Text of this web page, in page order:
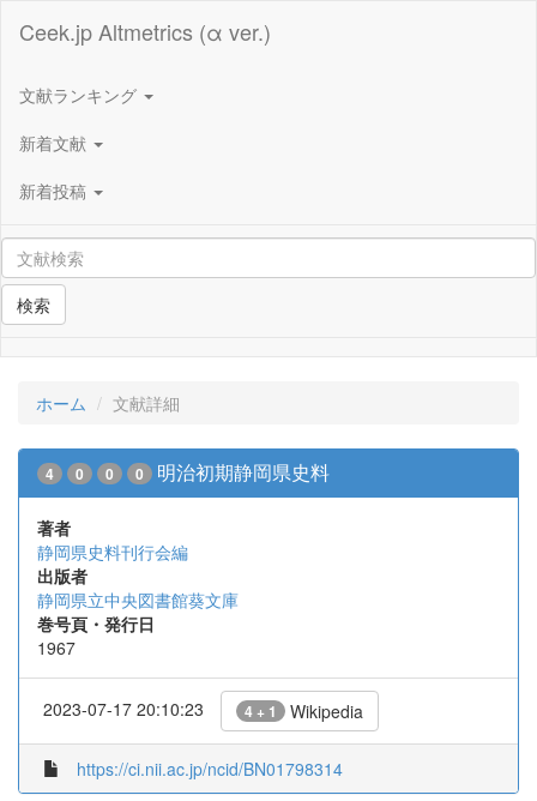
Ceek.jp Altmetrics (α ver.)
文献ランキング
新着文献
新着投稿
検索
ホーム 文献詳細
4 0 0 0 明治初期静岡県史料
著者
静岡県史料刊行会編
出版者
静岡県立中央図書館葵文庫
巻号頁・発行日
1967
2023-07-17 20:10:23 4 + 1 Wikipedia
https://ci.nii.ac.jp/ncid/BN01798314